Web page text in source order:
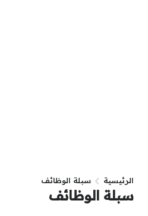
الرئيسية سبلة الوظائف
سبلة الوظائف